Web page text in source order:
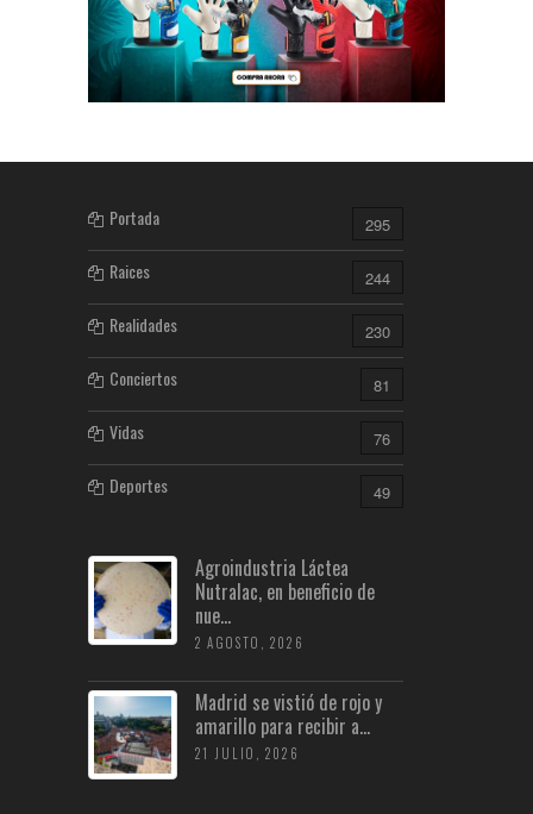
Portada 295
Raices 244
Realidades 230
Conciertos 81
Vidas 76
Deportes 49
Agroindustria Láctea
Nutralac, en beneficio de
nue...
2 AGOSTO, 2026
Madrid se vistió de rojo y
amarillo para recibir a...
21 JULIO, 2026